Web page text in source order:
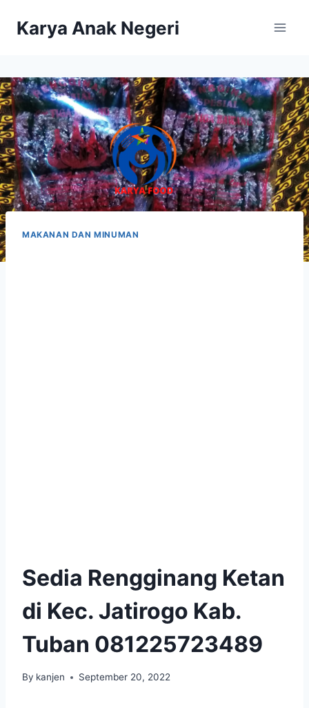
Karya Anak Negeri
MAKANAN DAN MINUMAN
Sedia Rengginang Ketan
di Kec. Jatirogo Kab.
Tuban 081225723489
By kanjen September 20, 2022